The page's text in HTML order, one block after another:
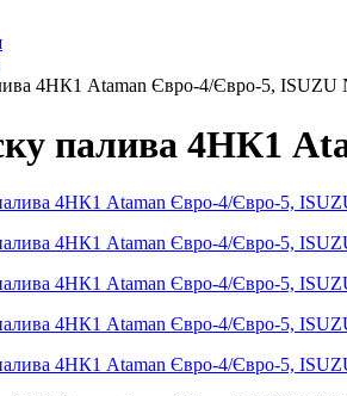
4НК1 Ataman Євро-4/Євро-5, ISUZU
палива 4НК1